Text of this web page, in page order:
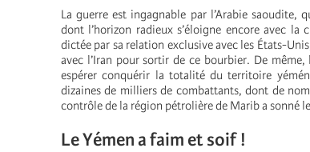
La guerre est ingagnable par l’Arabie saoudite,
dont l’horizon radieux s’éloigne encore avec
dictée par sa relation exclusive avec les États-
avec l’Iran pour sortir de ce bourbier. De
espérer conquérir la totalité du territoire
dizaines de milliers de combattants, dont de
contrôle de la région pétrolière de Marib a sonné
Le Yémen a faim et soif !